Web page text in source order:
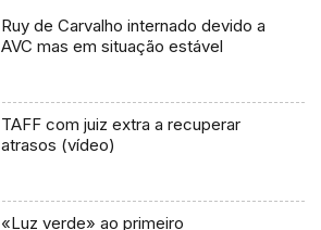
Ruy de Carvalho internado devido a
AVC mas em situação estável
TAFF com juiz extra a recuperar
atrasos (vídeo)
«Luz verde» ao primeiro